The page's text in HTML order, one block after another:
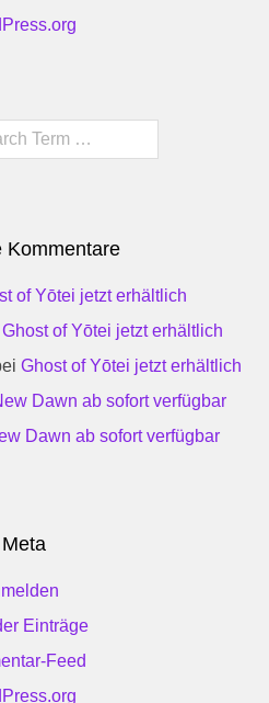
Kommentare
of Yōtei jetzt erhältlich
Ghost of Yōtei jetzt erhältlich
Ghost of Yōtei jetzt erhältlich
Dawn ab sofort verfügbar
Dawn ab sofort verfügbar
Meta
Einträge
Feed